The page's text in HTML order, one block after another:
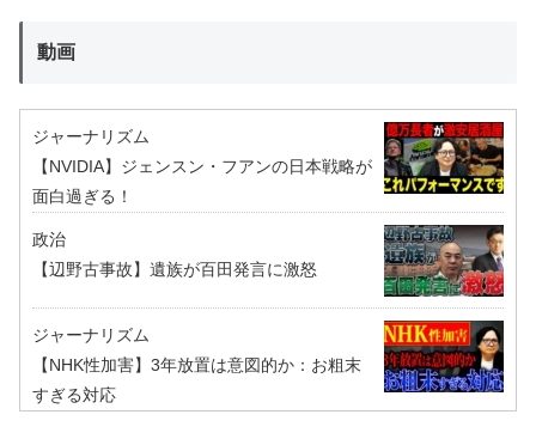
動画
ジャーナリズム
【NVIDIA】ジェンスン・フアンの日本戦略が
面白過ぎる！
政治
【辺野古事故】遺族が百田発言に激怒
ジャーナリズム
【NHK性加害】3年放置は意図的か：お粗末
すぎる対応